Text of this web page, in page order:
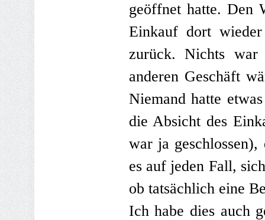
geöffnet hatte. Den
Einkauf dort
zurück. Nichts war
anderen Geschäft
Niemand hatte
die Absicht des
war ja
es auf jeden Fall,
ob tatsächlich eine
Ich habe dies auch